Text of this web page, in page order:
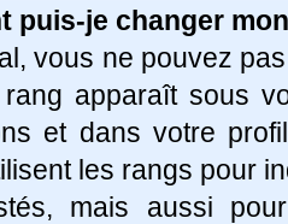
puis-je changer
vous ne pouvez
apparaît sous
et dans votre
les rangs pour
mais aussi